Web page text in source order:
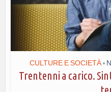
CULTURE E SOCIETÀ •
Trentenni a carico.